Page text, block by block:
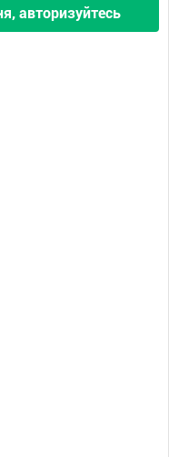
авторизуйтесь